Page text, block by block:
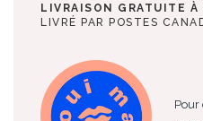
LIVRAISON GRATUITE
LIVRÉ PAR POSTES
Pour